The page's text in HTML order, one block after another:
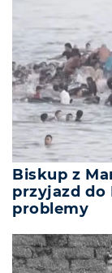
Biskup z
przyjazd do
problemy